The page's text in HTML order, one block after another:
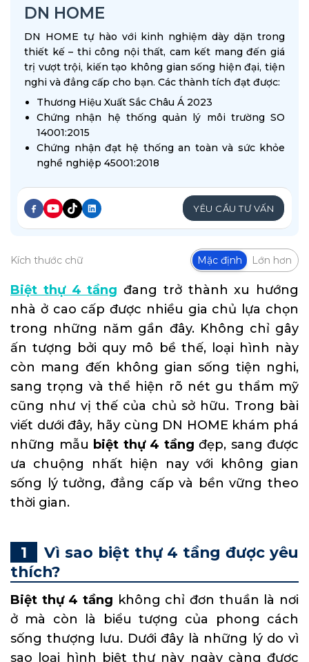
DN HOME
DN HOME tự hào với kinh nghiệm dày dặn trong
thiết kế – thi công nội thất, cam kết mang đến giá
trị vượt trội, kiến tạo không gian sống hiện đại, tiện
nghi và đẳng cấp cho bạn. Các thành tích đạt được:
Thương Hiệu Xuất Sắc Châu Á 2023
Chứng nhận hệ thống quản lý môi trường SO
14001:2015
Chứng nhận đạt hệ thống an toàn và sức khỏe
nghề nghiệp 45001:2018
YÊU CẦU TƯ VẤN
Kích thước chữ Mặc định Lớn hơn
Biệt thự 4 tầng đang trở thành xu hướng
nhà ở cao cấp được nhiều gia chủ lựa chọn
trong những năm gần đây. Không chỉ gây
ấn tượng bởi quy mô bề thế, loại hình này
còn mang đến không gian sống tiện nghi,
sang trọng và thể hiện rõ nét gu thẩm mỹ
cũng như vị thế của chủ sở hữu. Trong bài
viết dưới đây, hãy cùng DN HOME khám phá
những mẫu biệt thự 4 tầng đẹp, sang được
ưa chuộng nhất hiện nay với không gian
sống lý tưởng, đẳng cấp và bền vững theo
thời gian.
Vì sao biệt thự 4 tầng được yêu
thích?
Biệt thự 4 tầng không chỉ đơn thuần là nơi
ở mà còn là biểu tượng của phong cách
sống thượng lưu. Dưới đây là những lý do vì
sao loại hình biệt thự này ngày càng được